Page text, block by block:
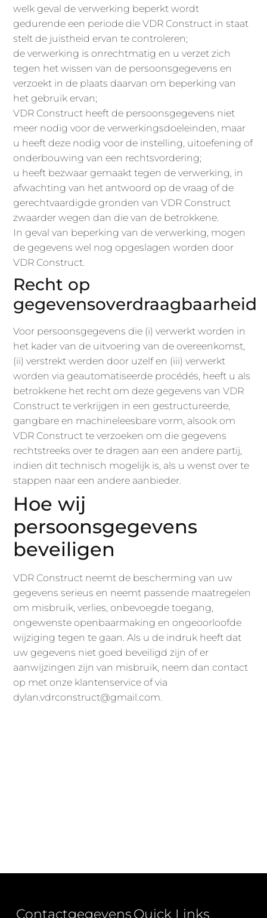
welk geval de verwerking beperkt wordt
gedurende een periode die VDR Construct in staat
stelt de juistheid ervan te controleren;
de verwerking is onrechtmatig en u verzet zich
tegen het wissen van de persoonsgegevens en
verzoekt in de plaats daarvan om beperking van
het gebruik ervan;
VDR Construct heeft de persoonsgegevens niet
meer nodig voor de verwerkingsdoeleinden, maar
u heeft deze nodig voor de instelling, uitoefening of
onderbouwing van een rechtsvordering;
u heeft bezwaar gemaakt tegen de verwerking, in
afwachting van het antwoord op de vraag of de
gerechtvaardigde gronden van VDR Construct
zwaarder wegen dan die van de betrokkene.
In geval van beperking van de verwerking, mogen
de gegevens wel nog opgeslagen worden door
VDR Construct.
Recht op
gegevensoverdraagbaarheid
Voor persoonsgegevens die (i) verwerkt worden in
het kader van de uitvoering van de overeenkomst,
(ii) verstrekt werden door uzelf en (iii) verwerkt
worden via geautomatiseerde procédés, heeft u als
betrokkene het recht om deze gegevens van VDR
Construct te verkrijgen in een gestructureerde,
gangbare en machineleesbare vorm, alsook om
VDR Construct te verzoeken om die gegevens
rechtstreeks over te dragen aan een andere partij,
indien dit technisch mogelijk is, als u wenst over te
stappen naar een andere aanbieder.
Hoe wij
persoonsgegevens
beveiligen
VDR Construct neemt de bescherming van uw
gegevens serieus en neemt passende maatregelen
om misbruik, verlies, onbevoegde toegang,
ongewenste openbaarmaking en ongeoorloofde
wijziging tegen te gaan. Als u de indruk heeft dat
uw gegevens niet goed beveiligd zijn of er
aanwijzingen zijn van misbruik, neem dan contact
op met onze klantenservice of via
dylan.vdrconstruct@gmail.com.
Quick Links
Contactgegevens